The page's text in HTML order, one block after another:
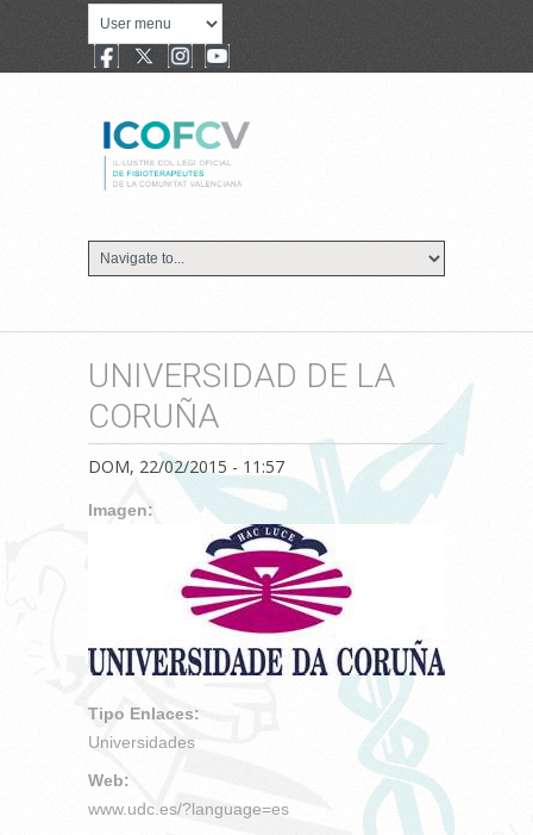
UNIVERSIDAD DE LA
CORUÑA
DOM, 22/02/2015 - 11:57
Imagen:
Tipo Enlaces:
Universidades
Web:
www.udc.es/?language=es